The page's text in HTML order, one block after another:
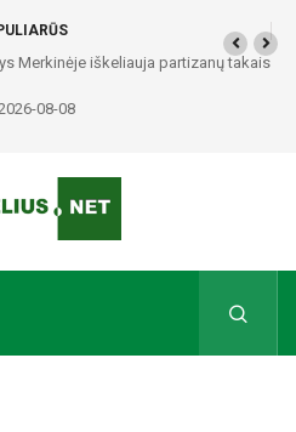
Merkinėje iškeliauja partizanų takais
08-08